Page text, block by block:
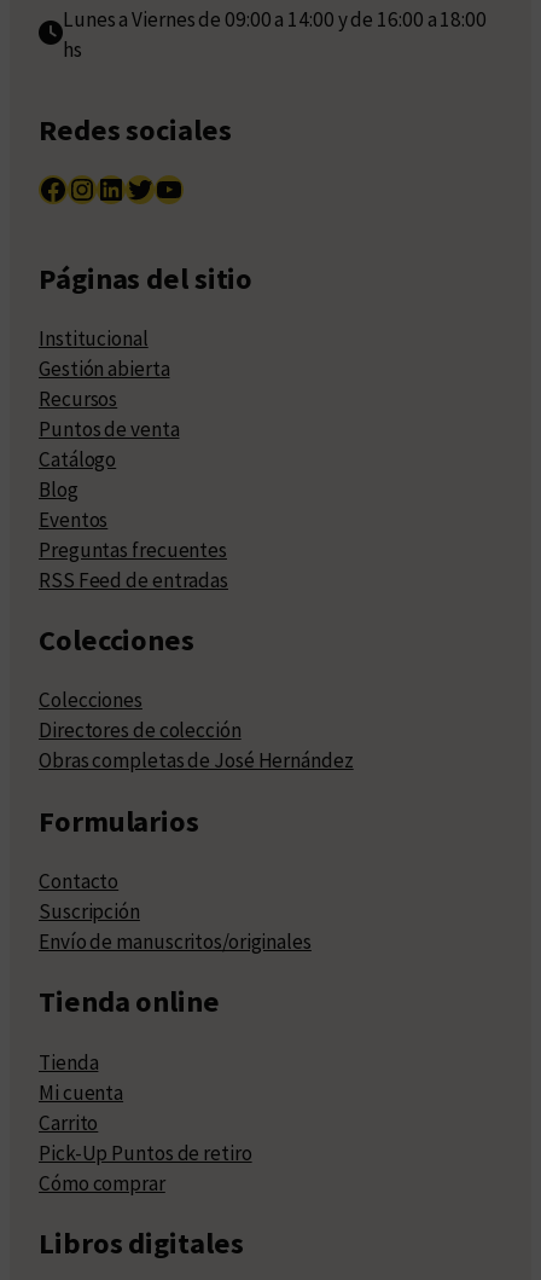
Lunes a Viernes de 09:00 a 14:00 y de 16:00 a 18:00
hs
Redes sociales
Facebook InstagramLinkedIn Twitter YouTube
Páginas del sitio
Institucional
Gestión abierta
Recursos
Puntos de venta
Catálogo
Blog
Eventos
Preguntas frecuentes
RSS Feed de entradas
Colecciones
Colecciones
Directores de colección
Obras completas de José Hernández
Formularios
Contacto
Suscripción
Envío de manuscritos/originales
Tienda online
Tienda
Mi cuenta
Carrito
Pick-Up Puntos de retiro
Cómo comprar
Libros digitales